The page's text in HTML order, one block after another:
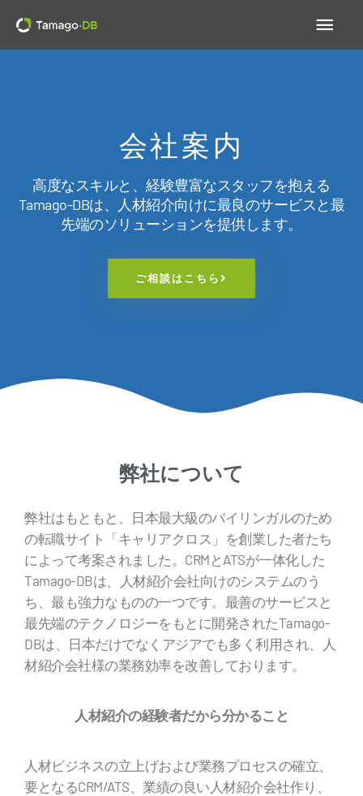
を
メ
ニ
会社案内
高度なスキルと、経験豊富なスタッフを抱える
Tamago-DBは、人材紹介向けに最良のサービスと最
先端のソリューションを提供します。
ご相談はこちら
弊社について
弊社はもともと、日本最大級のバイリンガルのため
の転職サイト「キャリアクロス」を創業した者たち
によって考案されました。CRMとATSが一体化した
Tamago-DBは、人材紹介会社向けのシステムのう
ち、最も強力なものの一つです。最善のサービスと
最先端のテクノロジーをもとに開発されたTamago-
DBは、日本だけでなくアジアでも多く利用され、人
材紹介会社様の業務効率を改善しております。
人材紹介の経験者だから分かること
人材ビジネスの立上げおよび業務プロセスの確立、
要となるCRM/ATS、業績の良い人材紹介会社作り、